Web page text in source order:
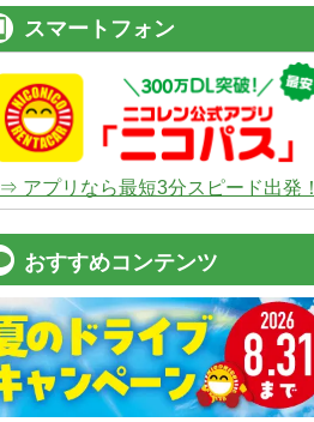
スマートフォン
⇒ アプリなら最短3分スピード出発！
おすすめコンテンツ